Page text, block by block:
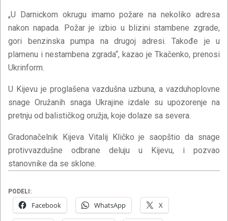
„U Darnickom okrugu imamo požare na nekoliko adresa
nakon napada. Požar je izbio u blizini stambene zgrade,
gori benzinska pumpa na drugoj adresi. Takođe je u
plamenu i nestambena zgrada“, kazao je Tkačenko, prenosi
Ukrinform.
U Kijevu je proglašena vazdušna uzbuna, a vazduhoplovne
snage Oružanih snaga Ukrajine izdale su upozorenje na
pretnju od balističkog oružja, koje dolaze sa severa.
Gradonačelnik Kijeva Vitalij Kličko je saopštio da snage
protivvazdušne odbrane deluju u Kijevu, i pozvao
stanovnike da se sklone.
PODELI:
Facebook WhatsApp X